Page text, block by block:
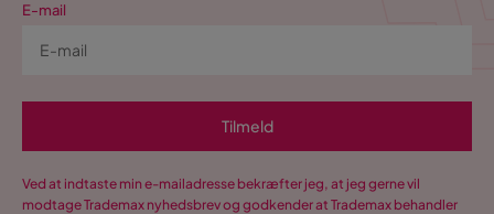
E-mail
Tilmeld
Ved at indtaste min e-mailadresse bekræfter jeg, at jeg gerne vil
modtage Trademax nyhedsbrev og godkender at Trademax behandler